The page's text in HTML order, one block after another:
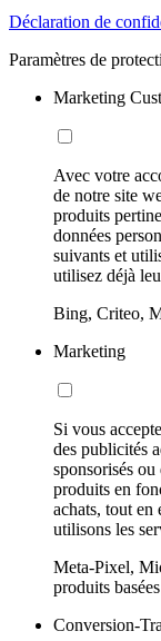
Déclaration de
Paramètres de
Marketing
Avec votre
de notre site
produits
données
suivants et
utilisez déjà
Bing, Criteo,
Marketing
Si vous
des publicités
sponsorisés
produits en
achats, tout en
utilisons les
Meta-Pixel,
produits
Conversion-